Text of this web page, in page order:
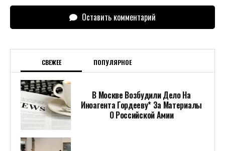
Оставить комментарий
СВЕЖЕЕ ПОПУЛЯРНОЕ
В Москве Возбудили Дело На
Иноагента Гордееву* За Материалы
О Российской Амии